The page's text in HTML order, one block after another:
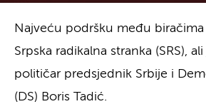
Najveću podršku među
Srpska radikalna stranka (SRS),
političar predsjednik Srbije i
(DS) Boris Tadić.